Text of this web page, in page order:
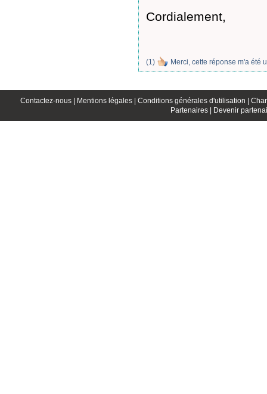
Cordialement,
(1) Merci, cette réponse m'a été
Contactez-nous | Mentions légales | Conditions générales d'utilisation |
Partenaires |
Devenir